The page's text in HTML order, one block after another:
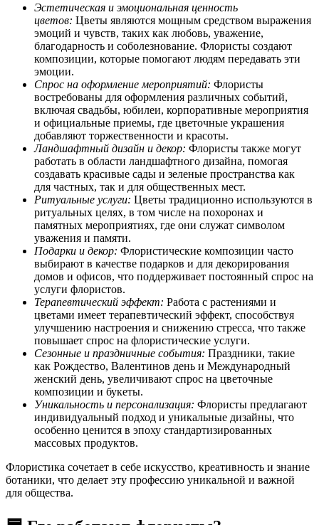
Эстетическая и эмоциональная ценность
цветов: Цветы являются мощным средством выражения
эмоций и чувств, таких как любовь, уважение,
благодарность и соболезнование. Флористы создают
композиции, которые помогают людям передавать эти
эмоции.
Спрос на оформление мероприятий: Флористы
востребованы для оформления различных событий,
включая свадьбы, юбилеи, корпоративные мероприятия
и официальные приемы, где цветочные украшения
добавляют торжественности и красоты.
Ландшафтный дизайн и декор: Флористы также могут
работать в области ландшафтного дизайна, помогая
создавать красивые сады и зеленые пространства как
для частных, так и для общественных мест.
Ритуальные услуги: Цветы традиционно используются в
ритуальных целях, в том числе на похоронах и
памятных мероприятиях, где они служат символом
уважения и памяти.
Подарки и декор: Флористические композиции часто
выбирают в качестве подарков и для декорирования
домов и офисов, что поддерживает постоянный спрос на
услуги флористов.
Терапевтический эффект: Работа с растениями и
цветами имеет терапевтический эффект, способствуя
улучшению настроения и снижению стресса, что также
повышает спрос на флористические услуги.
Сезонные и праздничные события: Праздники, такие
как Рождество, Валентинов день и Международный
женский день, увеличивают спрос на цветочные
композиции и букеты.
Уникальность и персонализация: Флористы предлагают
индивидуальный подход и уникальные дизайны, что
особенно ценится в эпоху стандартизированных
массовых продуктов.
Флористика сочетает в себе искусство, креативность и знание
ботаники, что делает эту профессию уникальной и важной
для общества.